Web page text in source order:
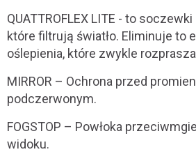
QUATTROFLEX LITE - to
które filtrują światło. Eliminuje to
oślepienia, które zwykle
MIRROR – Ochrona przed
podczerwonym.
FOGSTOP – Powłoka
widoku.